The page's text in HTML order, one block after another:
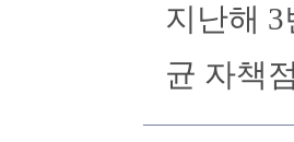
지난해
균 자책